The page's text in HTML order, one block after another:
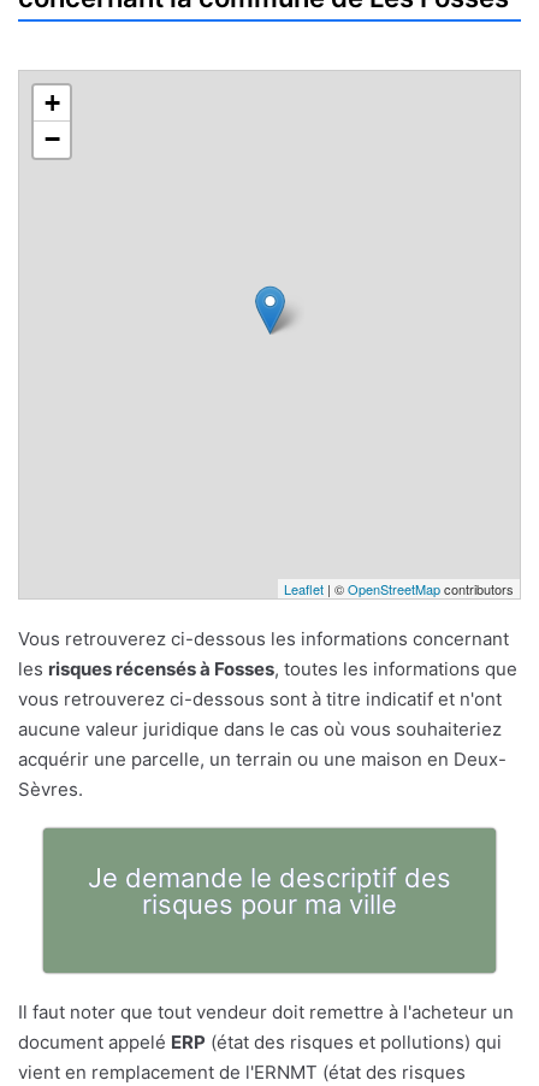
+
−
Leaflet | ©OpenStreetMapcontributors
Vous retrouverez ci-dessous les informations concernant
les risques récensés à Fosses, toutes les informations que
vous retrouverez ci-dessous sont à titre indicatif et n'ont
aucune valeur juridique dans le cas où vous souhaiteriez
acquérir une parcelle, un terrain ou une maison en Deux-
Sèvres.
Je demande le descriptif des
risques pour ma ville
Il faut noter que tout vendeur doit remettre à l'acheteur un
document appelé ERP (état des risques et pollutions) qui
vient en remplacement de l'ERNMT (état des risques